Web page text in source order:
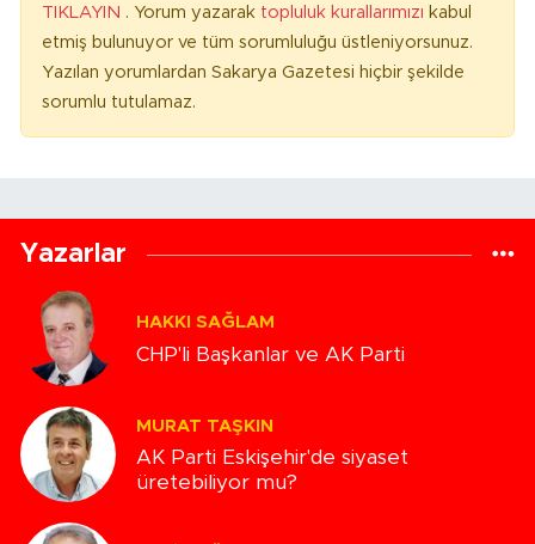
TIKLAYIN . Yorum yazarak topluluk kurallarımızı kabul
etmiş bulunuyor ve tüm sorumluluğu üstleniyorsunuz.
Yazılan yorumlardan Sakarya Gazetesi hiçbir şekilde
sorumlu tutulamaz.
Yazarlar
HAKKI SAĞLAM
CHP'li Başkanlar ve AK Parti
MURAT TAŞKIN
AK Parti Eskişehir'de siyaset
üretebiliyor mu?